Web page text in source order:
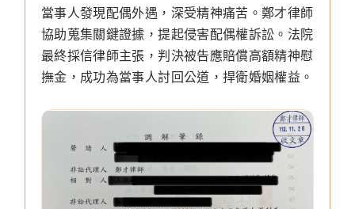
當事人發現配偶外遇，深受精神痛苦。鄭才律師
協助蒐集關鍵證據，提起侵害配偶權訴訟。法院
最終採信律師主張，判決被告應賠償高額精神慰
撫金，成功為當事人討回公道，捍衛婚姻權益。